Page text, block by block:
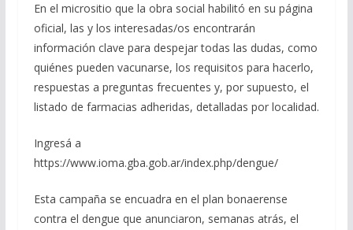
En el micrositio que la obra social habilitó en su página
oficial, las y los interesadas/os encontrarán
información clave para despejar todas las dudas, como
quiénes pueden vacunarse, los requisitos para hacerlo,
respuestas a preguntas frecuentes y, por supuesto, el
listado de farmacias adheridas, detalladas por localidad.
Ingresá a
https://www.ioma.gba.gob.ar/index.php/dengue/
Esta campaña se encuadra en el plan bonaerense
contra el dengue que anunciaron, semanas atrás, el